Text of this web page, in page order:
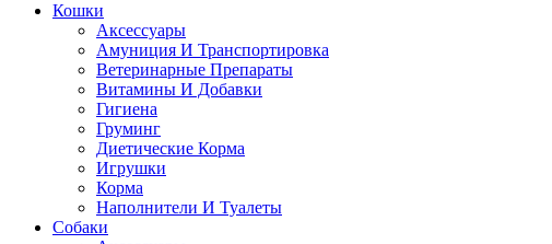
Кошки
Аксессуары
Амуниция И Транспортировка
Ветеринарные Препараты
Витамины И Добавки
Гигиена
Груминг
Диетические Корма
Игрушки
Корма
Наполнители И Туалеты
Собаки